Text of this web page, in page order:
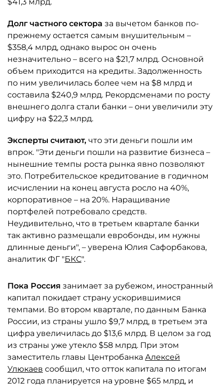
Долг частного сектора за вычетом банков по-
прежнему остается самым внушительным –
$358,4 млрд, однако вырос он очень
незначительно – всего на $21,7 млрд. Основной
объем приходится на кредиты. Задолженность
по ним увеличилась более чем на $8 млрд и
составила $240,9 млрд. Рекордсменами по росту
внешнего долга стали банки – они увеличили эту
цифру на $22,3 млрд.
Эксперты считают, что эти деньги пошли им
впрок. "Эти деньги пошли на развитие бизнеса –
нынешние темпы роста рынка явно позволяют
это. Потребительское кредитование в годичном
исчислении на конец августа росло на 40%,
корпоративное – на 20%. Наращивание
портфелей потребовало средств.
Неудивительно, что в третьем квартале банки
так активно размещали евробонды, им нужны
длинные деньги", – уверена Юлия Сафорбакова,
аналитик ФГ "БКС".
Пока Россия занимает за рубежом, иностранный
капитал покидает страну ускорившимися
темпами. Во втором квартале, по данным Банка
России, из страны ушло $9,7 млрд, в третьем эта
цифра увеличилась до $13,6 млрд. В целом за год
из страны уже утекло $58 млрд. При этом
заместитель главы Центробанка Алексей
Улюкаев сообщил, что отток капитала по итогам
2012 года планируется на уровне $65 млрд, и